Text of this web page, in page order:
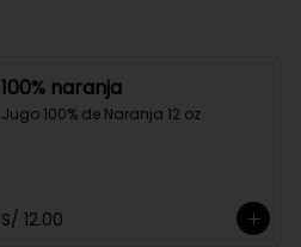
100% naranja
Jugo 100% de Naranja 12 oz
S/ 12.00